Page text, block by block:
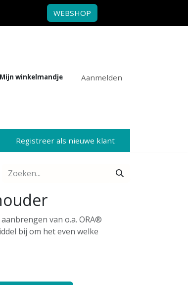
WEBSHOP
Mijn winkelmandje Aanmelden
Registreer als nieuwe klant
van o.a. ORA®
bij om het even welke